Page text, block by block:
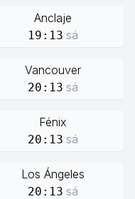
Anclaje
19:13 sá
Vancouver
20:13 sá
Fénix
20:13 sá
Los Ángeles
20:13 sá